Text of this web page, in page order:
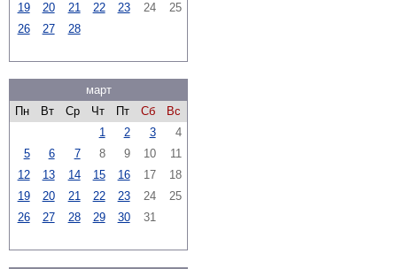
19
20 21 22 23 24
25
26
27 28
март
Пн
Вт Ср Чт Пт Сб
Вс
1
2 3
4
5
6 7 8 9 10
11
12
13 14 15 16 17
18
19
20 21 22 23 24
25
26
27 28 29 30 31